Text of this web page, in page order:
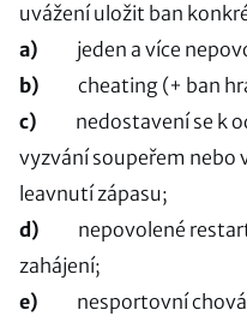
uvážení uložit ban
a) jeden a více
b) cheating (+ ban
c) nedostavení se k
vyzvání soupeřem nebo
leavnutí zápasu;
d) nepovolené
zahájení;
e) nesportovní